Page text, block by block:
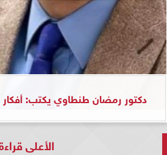
دكتور رمضان طنطاوي يكتب: أفكار
الأعلى